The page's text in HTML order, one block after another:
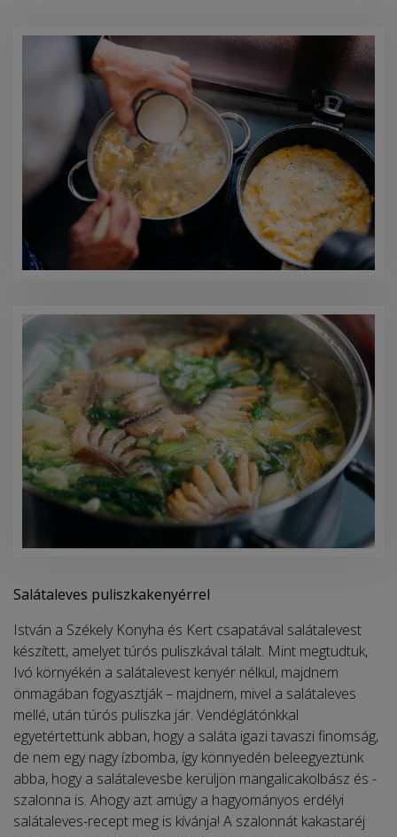
Salátaleves puliszkakenyérrel
István a Székely Konyha és Kert csapatával salátalevest
készített, amelyet túrós puliszkával tálalt. Mint megtudtuk,
Ivó környékén a salátalevest kenyér nélkül, majdnem
önmagában fogyasztják – majdnem, mivel a salátaleves
mellé, után túrós puliszka jár. Vendéglátónkkal
egyetértettünk abban, hogy a saláta igazi tavaszi finomság,
de nem egy nagy ízbomba, így könnyedén bele­egyeztünk
abba, hogy a salátalevesbe kerüljön mangalicakolbász és -
szalonna is. Ahogy azt amúgy a hagyományos erdélyi
salátaleves-recept meg is kívánja! A szalonnát kakastaréj